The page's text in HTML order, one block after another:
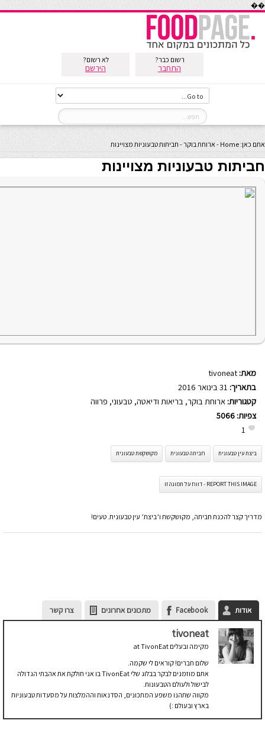
��
רשום כבר?
התחבר
לא רשום?
הירשם
אתם כאן: Home
- ארוחת בוקר- חביתות טבעוניות מצויינות
חביתות טבעוניות מצויינות
מאת: tivoneat
בתאריך:
קטגוריות: ארוחת בוקר, בריאות ודיאטה, טבעוני, פרווה
צפיות: 5066
1
ביצת עין טבעונית חביתה טבעונית מקושקשת טבעונית
REPORT THIS IMAGE - דווח על תמונה זו
מדריך קצר להכנת חביתה, מקושקשת ו’ביצת’ עין טבעונית. טעים!
אודות Facebook מתכונים אחרונים צרו קשר
tivoneat
מקימה ובעלים TivonEat
שלום חברים! קוראים לי שקמה.
אתם מוזמנים לבקר בבלוג שלי TivonEat בו אני חולקת את אהבתי הגדולה
לבישול ולעולם הטבעונות.
מקווה שתהנו משפע המתכונים, הסדנאות וההמלצות על מסעדות טבעוניות
בארץ ובעולם :)